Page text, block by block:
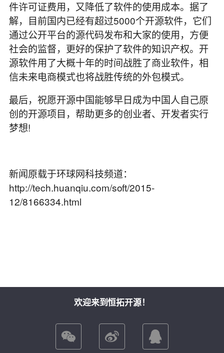
件许可证费用，又降低了软件的使用成本。据了
解，目前国内已经有超过5000个开源软件，它们
通过公开平台的源代码发布和大家的使用，方便
社会的监督，更好的保护了软件的知识产权。开
源软件用了大概十年的时间战胜了商业软件，相
信未来电商模式也将战胜传统的外包模式。
最后，祝愿开源中国能够早日成为中国人自己原
创的开源项目，帮助更多的创业者、开发者实行
梦想!
新闻原载于环球网科技频道：
http://tech.huanqiu.com/soft/2015-
12/8166334.html
欢迎来到恒拓开源！